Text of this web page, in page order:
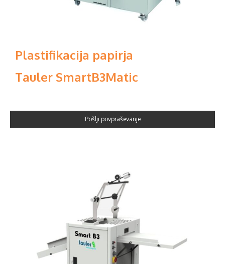
Plastifikacija papirja
Tauler SmartB3Matic
Pošlji povpraševanje